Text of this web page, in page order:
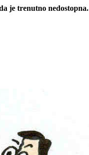
je trenutno nedostopna.